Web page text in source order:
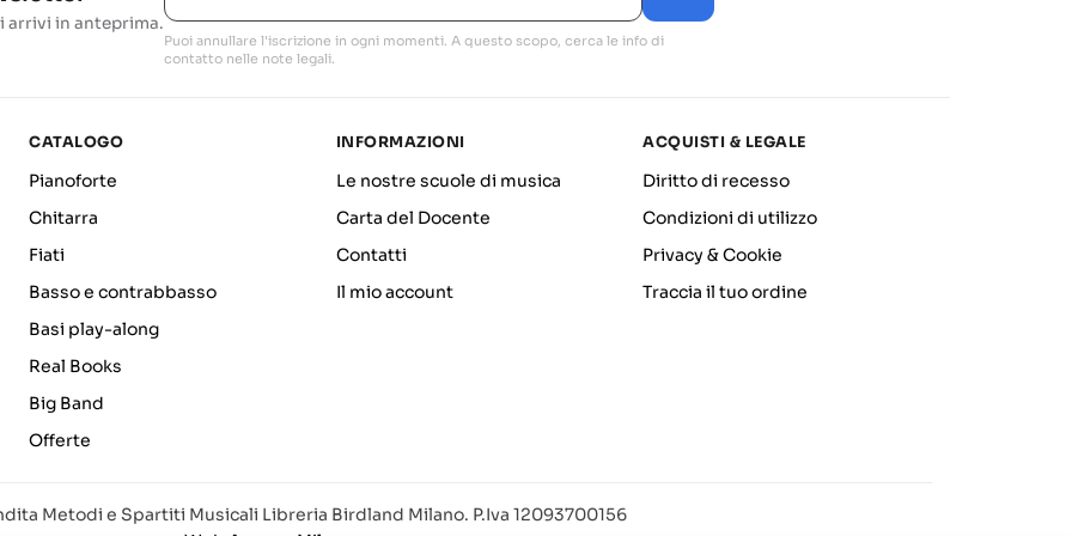
arrivi in anteprima.
Puoi annullare l'iscrizione in ogni momenti. A questo scopo, cerca le info di
contatto nelle note legali.
CATALOGO
Pianoforte
Chitarra
Fiati
Basso e contrabbasso
Basi play-along
Real Books
Big Band
Offerte
INFORMAZIONI
Le nostre scuole di musica
Carta del Docente
Contatti
Il mio account
ACQUISTI & LEGALE
Diritto di recesso
Condizioni di utilizzo
Privacy & Cookie
Traccia il tuo ordine
Metodi e Spartiti Musicali Libreria Birdland Milano. P.Iva 12093700156